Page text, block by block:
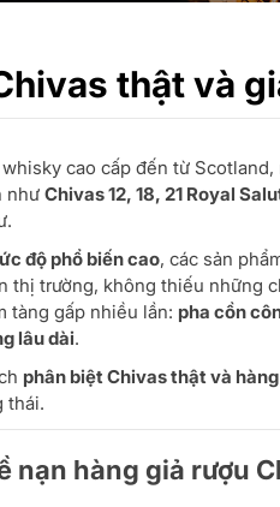
thật và
cao cấp đến từ
như Chivas 12, 18, 21 Royal
độ phổ biến cao, các sản
thị trường, không thiếu những
tàng gấp nhiều lần: pha cồn
lâu dài.
phân biệt Chivas thật và
thái.
nạn hàng giả rượu